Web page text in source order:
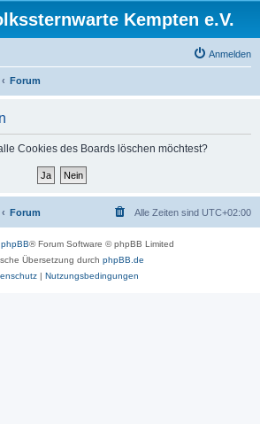
Kempten e.V.
Anmelden
Forum
Cookies des Boards löschen möchtest?
Forum Alle Zeiten sind UTC+02:00
phpBB® Forum Software © phpBB Limited
Übersetzung durch phpBB.de
| Nutzungsbedingungen